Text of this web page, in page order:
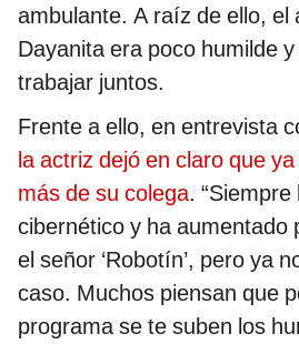
ambulante. A raíz de ello, el
Dayanita era poco humilde
trabajar juntos.
Frente a ello, en entrevista
la actriz dejó en claro que
más de su colega.
cibernético y ha aumentado
el señor ‘Robotín’, pero ya
caso. Muchos piensan que
programa se te suben los